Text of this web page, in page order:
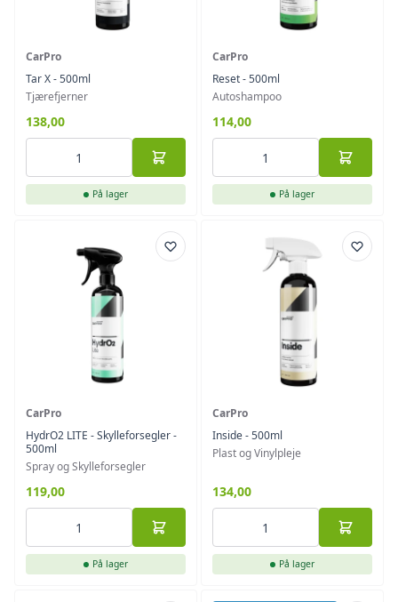
CarPro
Tar X - 500ml
Tjærefjerner
138,00
På lager
CarPro
Reset - 500ml
Autoshampoo
114,00
På lager
CarPro
HydrO2 LITE - Skylleforsegler -
500ml
Spray og Skylleforsegler
119,00
På lager
CarPro
Inside - 500ml
Plast og Vinylpleje
134,00
På lager